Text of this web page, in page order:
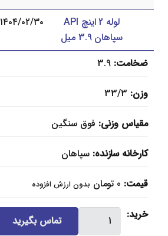
اینچ
API
سپاهان
3.9
میل
لوله 2 اینچ API
سپاهان 3.9 میل
۱۴۰۴/۰۲/۳۰
ضخامت 3.9
وزن 33/3
مقیاس وزنی فوق سنگین
کارخانه سازنده سپاهان
قیمت 0 تومان بدون ارزش افزوده
خرید
لوله
تماس بگیرید